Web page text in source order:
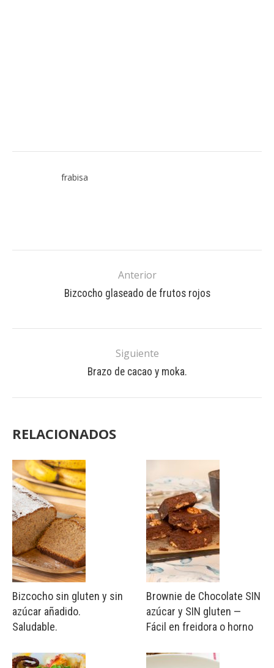
frabisa
Anterior
Bizcocho glaseado de frutos rojos
Siguiente
Brazo de cacao y moka.
RELACIONADOS
Bizcocho sin gluten y sin
azúcar añadido.
Saludable.
Brownie de Chocolate SIN
azúcar y SIN gluten —
Fácil en freidora o horno